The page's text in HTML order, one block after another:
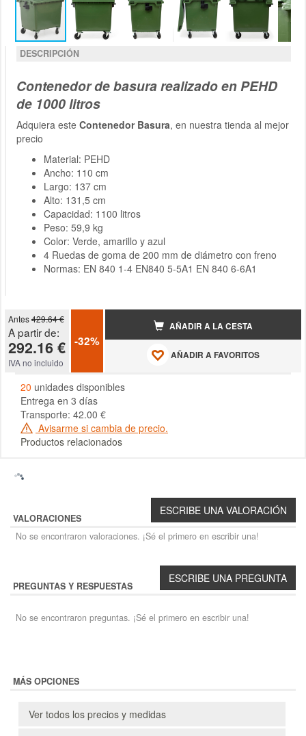
DESCRIPCIÓN
Contenedor de basura realizado en PEHD
de 1000 litros
Adquiera este Contenedor Basura, en nuestra tienda al mejor
precio
Material: PEHD
Ancho: 110 cm
Largo: 137 cm
Alto: 131,5 cm
Capacidad: 1100 litros
Peso: 59,9 kg
Color: Verde, amarillo y azul
4 Ruedas de goma de 200 mm de diámetro con freno
Normas: EN 840 1-4 EN840 5-5A1 EN 840 6-6A1
Antes429.64 €
A partir de:
292.16 €
IVA no incluido
-32%
AÑADIR A LA CESTA
AÑADIR A FAVORITOS
20 unidades disponibles
Entrega en 3 días
Transporte: 42.00 €
Avisarme si cambia de precio.
Productos relacionados
VALORACIONES
No se encontraron valoraciones. ¡Sé el primero en escribir una!
PREGUNTAS Y RESPUESTAS
No se encontraron preguntas. ¡Sé el primero en escribir una!
MÁS OPCIONES
Ver todos los precios y medidas